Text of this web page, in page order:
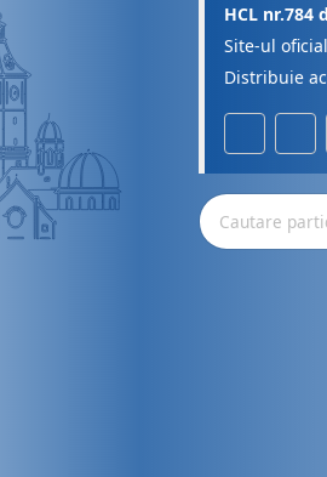
HCL nr.784
Site-ul
Distribuie